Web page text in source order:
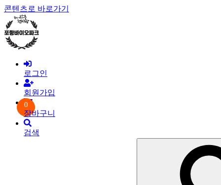
콘텐츠로 바로가기
로그인
회원가입
0
장바구니
검색